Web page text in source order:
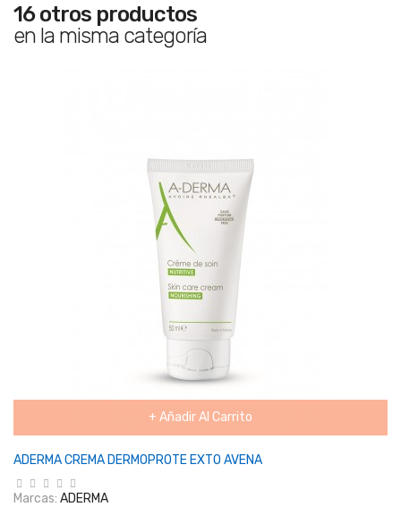
16 otros productos
en la misma categoría
+ Añadir Al Carrito
ADERMA CREMA DERMOPROTE EXTO AVENA
Marcas: ADERMA